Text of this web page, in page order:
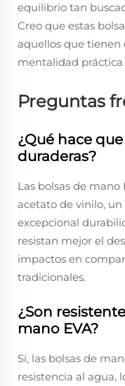
equilibrio tan
Creo que estas
aquellos que tienen
mentalidad
Preguntas
¿Qué hace
duraderas?
Las bolsas de mano
acetato de vinilo,
excepcional
resistan mejor el
impactos en
tradicionales.
¿Son
mano EVA?
Sí, las bolsas de
resistencia al agua,